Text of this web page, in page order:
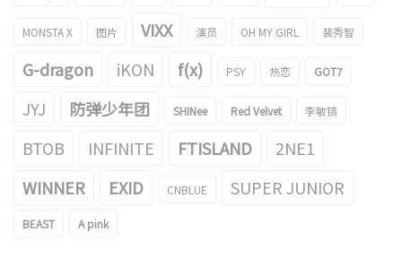
MONSTA X 图片 VIXX 演员 OH MY GIRL 裴秀智
G-dragon iKON f(x) PSY 热恋 GOT7
JYJ 防弹少年团 SHINee Red Velvet 李敏镐
BTOB INFINITE FTISLAND
2NE1
WINNER
EXID CNBLUE SUPER JUNIOR
BEAST A pink